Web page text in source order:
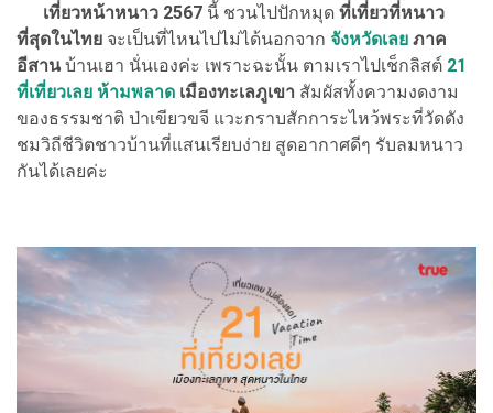
เที่ยวหน้าหนาว 2567 นี้ ชวนไปปักหมุด ที่เที่ยวที่หนาว
ที่สุดในไทย จะเป็นที่ไหนไปไม่ได้นอกจาก จังหวัดเลย ภาค
อีสานบ้านเฮา นั่นเองค่ะ เพราะฉะนั้น ตามเราไปเช็กลิสต์ 21
ที่เที่ยวเลย ห้ามพลาด เมืองทะเลภูเขา สัมผัสทั้งความงดงาม
ของธรรมชาติ ป่าเขียวขจี แวะกราบสักการะไหว้พระที่วัดดัง
ชมวิถีชีวิตชาวบ้านที่แสนเรียบง่าย สูดอากาศดีๆ รับลมหนาว
กันได้เลยค่ะ